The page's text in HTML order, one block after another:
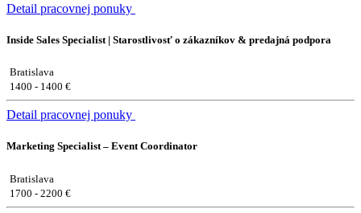
Detail pracovnej ponuky
Inside Sales Specialist | Starostlivosť o zákazníkov & predajná podpora
Bratislava
1400 - 1400 €
Detail pracovnej ponuky
Marketing Specialist – Event Coordinator
Bratislava
1700 - 2200 €